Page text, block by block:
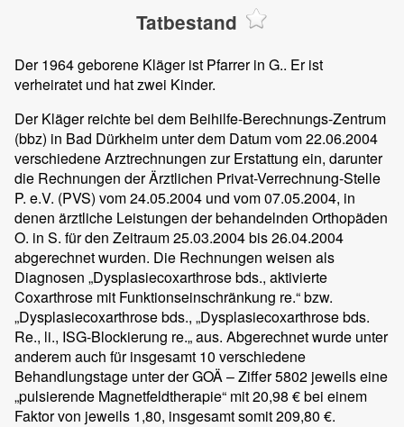
Tatbestand
Der 1964 geborene Kläger ist Pfarrer in G.. Er ist
verheiratet und hat zwei Kinder.
Der Kläger reichte bei dem Beihilfe-Berechnungs-Zentrum
(bbz) in Bad Dürkheim unter dem Datum vom 22.06.2004
verschiedene Arztrechnungen zur Erstattung ein, darunter
die Rechnungen der Ärztlichen Privat-Verrechnung-Stelle
P. e.V. (PVS) vom 24.05.2004 und vom 07.05.2004, in
denen ärztliche Leistungen der behandelnden Orthopäden
O. in S. für den Zeitraum 25.03.2004 bis 26.04.2004
abgerechnet wurden. Die Rechnungen weisen als
Diagnosen „Dysplasiecoxarthrose bds., aktivierte
Coxarthrose mit Funktionseinschränkung re.“ bzw.
„Dysplasiecoxarthrose bds., „Dysplasiecoxarthrose bds.
Re., li., ISG-Blockierung re.„ aus. Abgerechnet wurde unter
anderem auch für insgesamt 10 verschiedene
Behandlungstage unter der GOÄ – Ziffer 5802 jeweils eine
„pulsierende Magnetfeldtherapie“ mit 20,98 € bei einem
Faktor von jeweils 1,80, insgesamt somit 209,80 €.